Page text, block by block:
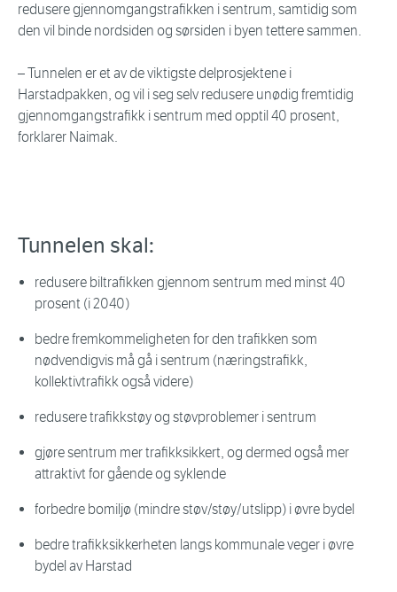
redusere gjennomgangstrafikken i sentrum, samtidig som
den vil binde nordsiden og sørsiden i byen tettere sammen.
– Tunnelen er et av de viktigste delprosjektene i
Harstadpakken, og vil i seg selv redusere unødig fremtidig
gjennomgangstrafikk i sentrum med opptil 40 prosent,
forklarer Naimak.
Tunnelen skal:
redusere biltrafikken gjennom sentrum med minst 40
prosent (i 2040)
bedre fremkommeligheten for den trafikken som
nødvendigvis må gå i sentrum (næringstrafikk,
kollektivtrafikk også videre)
redusere trafikkstøy og støvproblemer i sentrum
gjøre sentrum mer trafikksikkert, og dermed også mer
attraktivt for gående og syklende
forbedre bomiljø (mindre støv/støy/utslipp) i øvre bydel
bedre trafikksikkerheten langs kommunale veger i øvre
bydel av Harstad